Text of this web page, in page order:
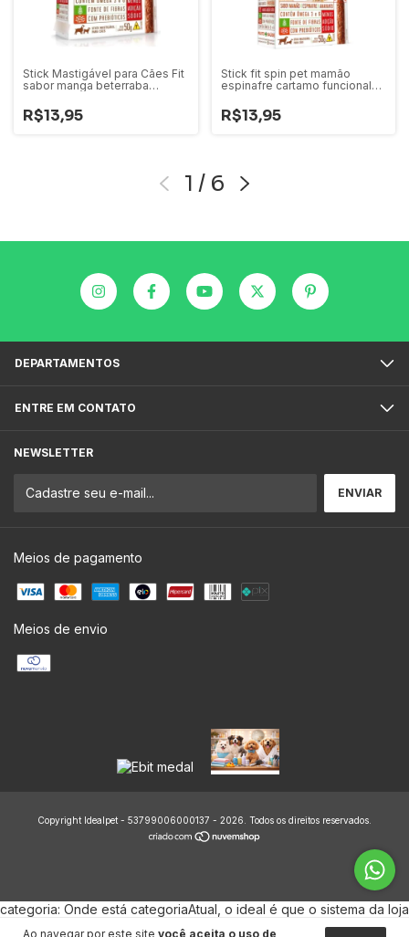
Ao navegar por este site você aceita o uso de
Stick Mastigável para Cães Fit
sabor manga beterraba
R$13,95
Stick fit spin pet mamão
espinafre cartamo funcional
R$13,95
1 / 6
DEPARTAMENTOS
ENTRE EM CONTATO
NEWSLETTER
Meios de pagamento
Meios de envio
Copyright Idealpet - 53799006000137 - 2026. Todos os direitos reservados.
categoria: Onde está categoriaAtual, o ideal é que o sistema da loja
injete o nome da categoria. Se você não sabe o código técnico da